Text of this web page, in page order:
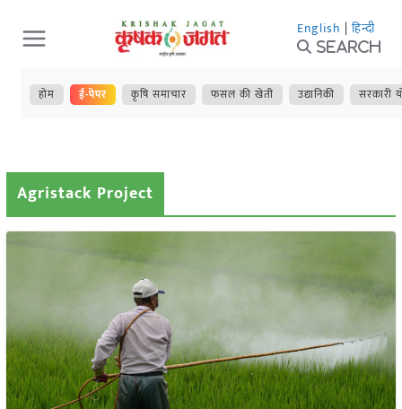
Skip
to
content
English | हिन्दी
Search
होम ई-पेपर कृषि समाचार फसल की खेती उद्यानिकी सरकारी
Agristack Project